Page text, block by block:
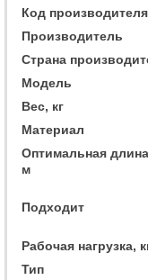
Код производителя
Производитель
Страна
Модель
Вес, кг
Материал
Оптимальная
м
Подходит
Рабочая нагрузка,
Тип